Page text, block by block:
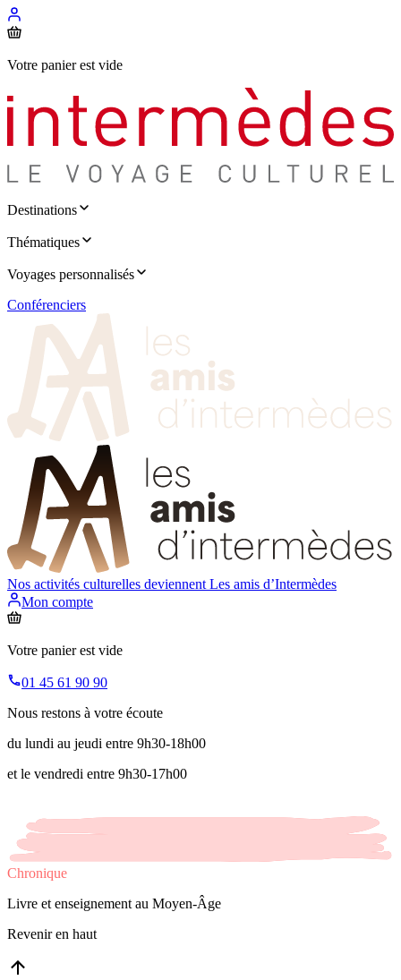
Votre panier est vide
Destinations
Thématiques
Voyages personnalisés
Conférenciers
Nos activités culturelles deviennent Les amis d’Intermèdes
Mon compte
Votre panier est vide
01 45 61 90 90
Nous restons à votre écoute
du lundi au jeudi entre 9h30-18h00
et le vendredi entre 9h30-17h00
Chronique
Livre et enseignement au Moyen-Âge
Revenir en haut